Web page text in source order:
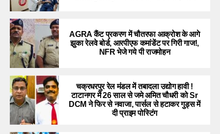
AGRA कैंट प्रकरण में चौतरफा आक्रोश के आगे
झुका रेलवे बोर्ड, आरपीएफ कमांडेंट पर गिरी गाज!,
NFR भेजे गये पी राजमोहन
चक्रधरपुर रेल मंडल में तबादला उद्योग हावी !
टाटानगर में 26 साल से जमे अमित चौधरी को Sr
DCM ने फिर से नवाजा, पार्सल से हटाकर गुड्स में
दी प्राइम पोस्टिंग